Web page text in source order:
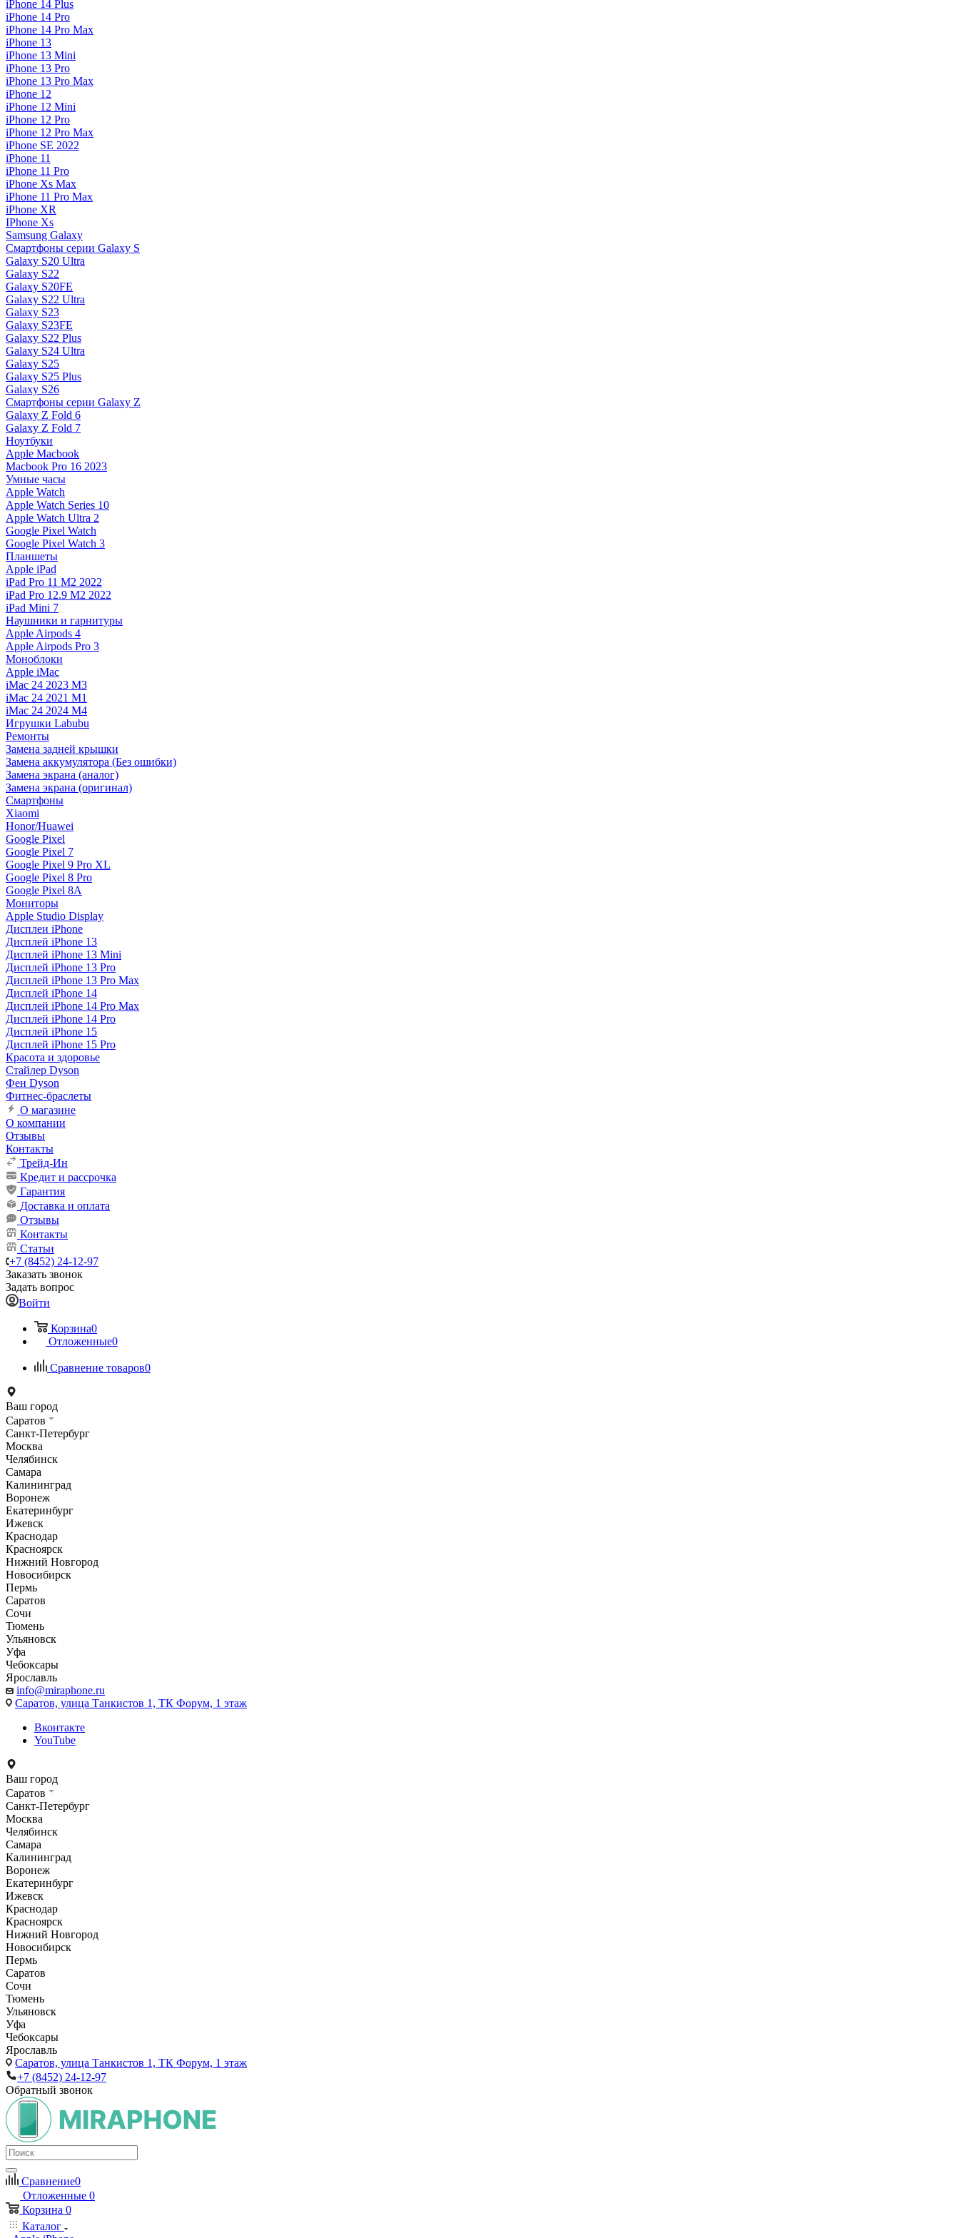
iPhone 14 Plus
iPhone 14 Pro
iPhone 14 Pro Max
iPhone 13
iPhone 13 Mini
iPhone 13 Pro
iPhone 13 Pro Max
iPhone 12
iPhone 12 Mini
iPhone 12 Pro
iPhone 12 Pro Max
iPhone SE 2022
iPhone 11
iPhone 11 Pro
iPhone Xs Max
iPhone 11 Pro Max
iPhone XR
IPhone Xs
Samsung Galaxy
Смартфоны серии Galaxy S
Galaxy S20 Ultra
Galaxy S22
Galaxy S20FE
Galaxy S22 Ultra
Galaxy S23
Galaxy S23FE
Galaxy S22 Plus
Galaxy S24 Ultra
Galaxy S25
Galaxy S25 Plus
Galaxy S26
Смартфоны серии Galaxy Z
Galaxy Z Fold 6
Galaxy Z Fold 7
Ноутбуки
Apple Macbook
Macbook Pro 16 2023
Умные часы
Apple Watch
Apple Watch Series 10
Apple Watch Ultra 2
Google Pixel Watch
Google Pixel Watch 3
Планшеты
Apple iPad
iPad Pro 11 M2 2022
iPad Pro 12.9 M2 2022
iPad Mini 7
Наушники и гарнитуры
Apple Airpods 4
Apple Airpods Pro 3
Моноблоки
Apple iMac
iMac 24 2023 M3
iMac 24 2021 M1
iMac 24 2024 M4
Игрушки Labubu
Ремонты
Замена задней крышки
Замена аккумулятора (Без ошибки)
Замена экрана (аналог)
Замена экрана (оригинал)
Смартфоны
Xiaomi
Honor/Huawei
Google Pixel
Google Pixel 7
Google Pixel 9 Pro XL
Google Pixel 8 Pro
Google Pixel 8A
Мониторы
Apple Studio Display
Дисплеи iPhone
Дисплей iPhone 13
Дисплей iPhone 13 Mini
Дисплей iPhone 13 Pro
Дисплей iPhone 13 Pro Max
Дисплей iPhone 14
Дисплей iPhone 14 Pro Max
Дисплей iPhone 14 Pro
Дисплей iPhone 15
Дисплей iPhone 15 Pro
Красота и здоровье
Стайлер Dyson
Фен Dyson
Фитнес-браслеты
О магазине
О компании
Отзывы
Контакты
Трейд-Ин
Кредит и рассрочка
Гарантия
Доставка и оплата
Отзывы
Контакты
Статьи
+7 (8452) 24-12-97
Заказать звонок
Задать вопрос
Войти
Корзина0
Отложенные0
Сравнение товаров0
Ваш город
Саратов
Санкт-Петербург
Москва
Челябинск
Самара
Калининград
Воронеж
Екатеринбург
Ижевск
Краснодар
Красноярск
Нижний Новгород
Новосибирск
Пермь
Саратов
Сочи
Тюмень
Ульяновск
Уфа
Чебоксары
Ярославль
info@miraphone.ru
Саратов, улица Танкистов 1, ТК Форум, 1 этаж
Вконтакте
YouTube
Ваш город
Саратов
Санкт-Петербург
Москва
Челябинск
Самара
Калининград
Воронеж
Екатеринбург
Ижевск
Краснодар
Красноярск
Нижний Новгород
Новосибирск
Пермь
Саратов
Сочи
Тюмень
Ульяновск
Уфа
Чебоксары
Ярославль
Саратов, улица Танкистов 1, ТК Форум, 1 этаж
+7 (8452) 24-12-97
Обратный звонок
Сравнение0
Отложенные 0
Корзина 0
Каталог